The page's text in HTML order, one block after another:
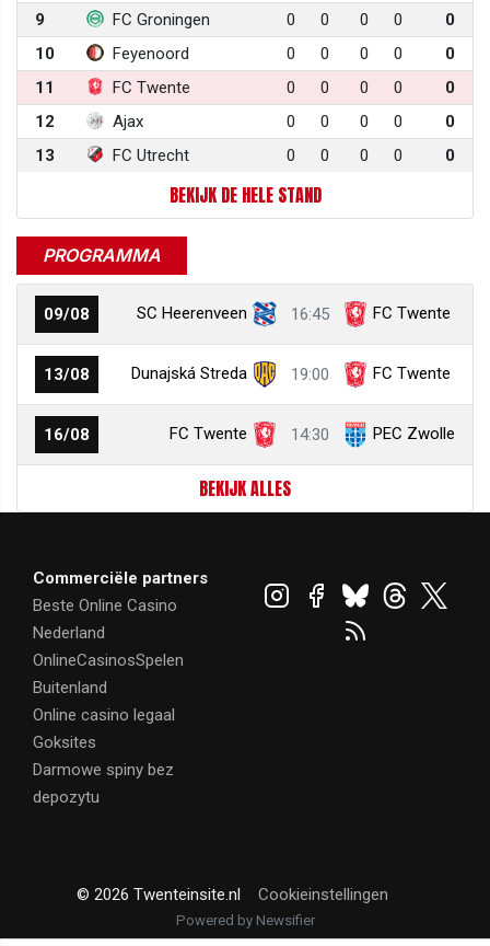
9
FC Groningen 0 0 0 0
0
10
Feyenoord 0 0 0 0
0
11
FC Twente 0 0 0 0
0
12
Ajax 0 0 0 0
0
13
FC Utrecht 0 0 0 0 0
BEKIJK DE HELE STAND
PROGRAMMA
09/08 SC Heerenveen 16:45 FC Twente
13/08 Dunajská Streda 19:00 FC Twente
16/08 FC Twente 14:30 PEC Zwolle
BEKIJK ALLES
Commerciële partners
Beste Online Casino
Nederland
OnlineCasinosSpelen
Buitenland
Online casino legaal
Goksites
Darmowe spiny bez
depozytu
© 2026 Twenteinsite.nl Cookieinstellingen
Powered by Newsifier